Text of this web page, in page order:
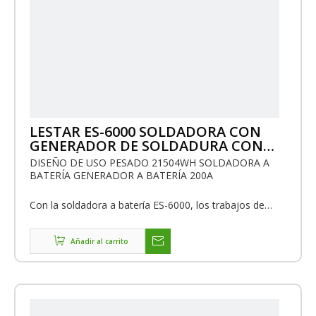
LESTAR ES-6000 SOLDADORA CON
GENERADOR DE SOLDADURA CON
BATERÍA DE IONES DE LITIO
DISEÑO DE USO PESADO 21504WH SOLDADORA A
BATERÍA GENERADOR A BATERÍA 200A
Con la soldadora a batería ES-6000, los trabajos de
montañas, las instalaciones en el campo o las
operaciones de soldadura en lugares expuestos, se
vuelven mucho más fáciles que nunca.Después de la
electrodos de 3,25 mm o 224 piezas de electrodos de
Añadir al carrito